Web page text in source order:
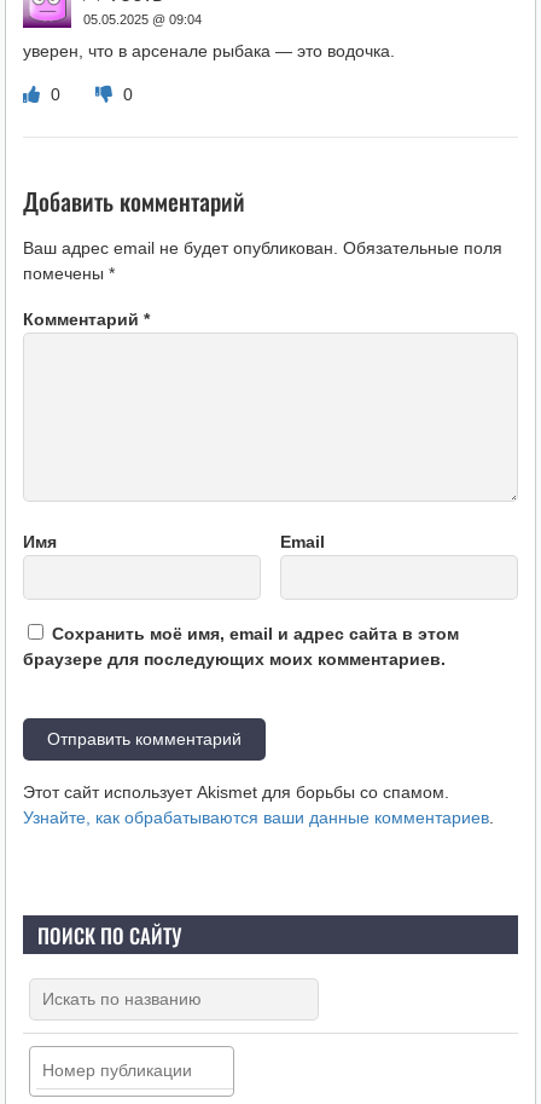
05.05.2025 @ 09:04
уверен, что в арсенале рыбака — это водочка.
0 0
Добавить комментарий
Ваш адрес email не будет опубликован. Обязательные поля
помечены *
Комментарий *
Имя Email
Сохранить моё имя, email и адрес сайта в этом
браузере для последующих моих комментариев.
Этот сайт использует Akismet для борьбы со спамом.
Узнайте, как обрабатываются ваши данные комментариев.
ПОИСК ПО САЙТУ